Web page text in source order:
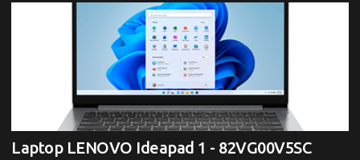
Laptop LENOVO Ideapad 1 - 82VG00V5SC